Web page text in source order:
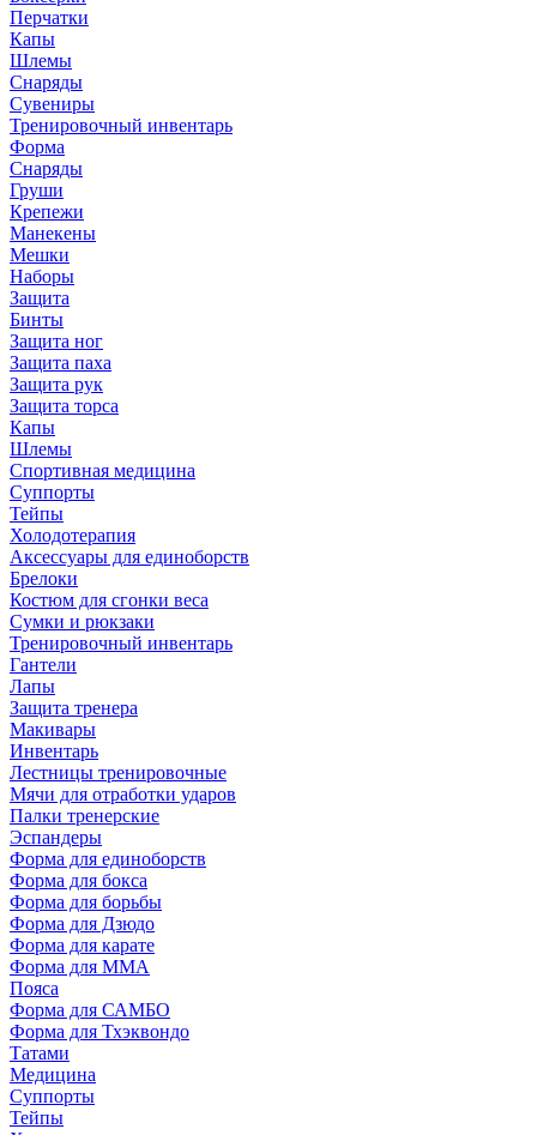
Перчатки
Капы
Шлемы
Снаряды
Сувениры
Тренировочный инвентарь
Форма
Снаряды
Груши
Крепежи
Манекены
Мешки
Наборы
Защита
Бинты
Защита ног
Защита паха
Защита рук
Защита торса
Капы
Шлемы
Спортивная медицина
Суппорты
Тейпы
Холодотерапия
Аксессуары для единоборств
Брелоки
Костюм для сгонки веса
Сумки и рюкзаки
Тренировочный инвентарь
Гантели
Лапы
Защита тренера
Макивары
Инвентарь
Лестницы тренировочные
Мячи для отработки ударов
Палки тренерские
Эспандеры
Форма для единоборств
Форма для бокса
Форма для борьбы
Форма для Дзюдо
Форма для карате
Форма для MMA
Пояса
Форма для САМБО
Форма для Тхэквондо
Татами
Медицина
Суппорты
Тейпы